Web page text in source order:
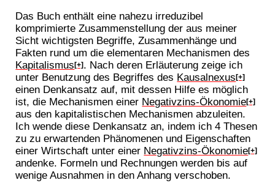
Das Buch enthält eine nahezu irreduzibel
komprimierte Zusammenstellung der aus meiner
Sicht wichtigsten Begriffe, Zusammenhänge und
Fakten rund um die elementaren Mechanismen des
Kapitalismus[+]. Nach deren Erläuterung zeige ich
unter Benutzung des Begriffes des Kausalnexus[+]
einen Denkansatz auf, mit dessen Hilfe es möglich
ist, die Mechanismen einer Negativzins-Ökonomie[+]
aus den kapitalistischen Mechanismen abzuleiten.
Ich wende diese Denkansatz an, indem ich 4 Thesen
zu zu erwartenden Phänomenen und Eigenschaften
einer Wirtschaft unter einer Negativzins-Ökonomie[+]
andenke. Formeln und Rechnungen werden bis auf
wenige Ausnahmen in den Anhang verschoben.